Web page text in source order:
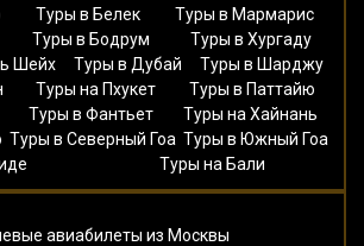
Туры в Белек
Туры в Мармарис
Туры в Бодрум
Туры в Хургаду
Шейх
Туры в Дубай
Туры в Шарджу
Туры на Пхукет
Туры в Паттайю
Туры в Фантьет
Туры на Хайнань
Туры в Северный Гоа Туры в Южный Гоа
Туры на Бали
авиабилеты из Москвы